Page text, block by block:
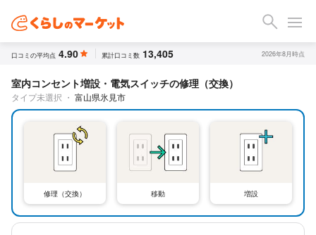
口コミの平均点 4.90 累計口コミ数 13,405 2026年8月時点
室内コンセント増設・電気スイッチの修理（交換）
タイプ未選択 ・ 富山県氷見市
修理（交換） 移動 増設